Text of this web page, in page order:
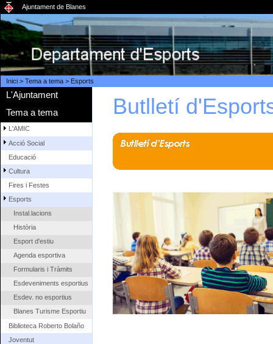
Ajuntament de Blanes
Inici> Tema a tema> Esports
L'Ajuntament
Tema a tema
L'AMIC
Acció Social
Educació
Cultura
Fires i Festes
Esports
Instal.lacions
Història
Esport d'estiu
Agenda esportiva
Formularis i Tràmits
Esdeveniments esportius
Esdev. no esportius
Blanes Turisme Esportiu
Biblioteca Roberto Bolaño
Joventut
Butlletí